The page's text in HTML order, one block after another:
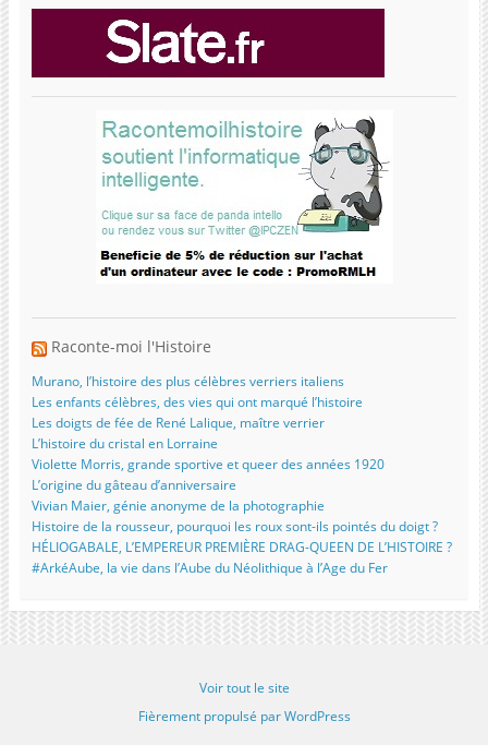
Raconte-moi l'Histoire
Murano, l’histoire des plus célèbres verriers italiens
Les enfants célèbres, des vies qui ont marqué l’histoire
Les doigts de fée de René Lalique, maître verrier
L’histoire du cristal en Lorraine
Violette Morris, grande sportive et queer des années 1920
L’origine du gâteau d’anniversaire
Vivian Maier, génie anonyme de la photographie
Histoire de la rousseur, pourquoi les roux sont-ils pointés du doigt ?
HÉLIOGABALE, L’EMPEREUR PREMIÈRE DRAG-QUEEN DE L’HISTOIRE ?
#ArkéAube, la vie dans l’Aube du Néolithique à l’Age du Fer
Voir tout le site
Fièrement propulsé par WordPress